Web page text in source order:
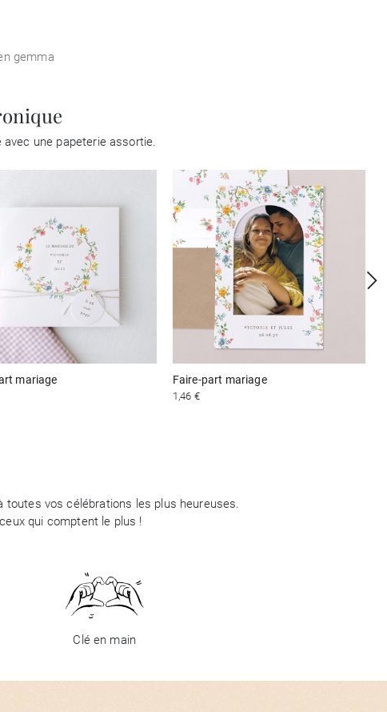
gemma
une papeterie assortie.
mariage Faire-part mariage
1,46 €
vos célébrations les plus heureuses.
qui comptent le plus !
Clé en main